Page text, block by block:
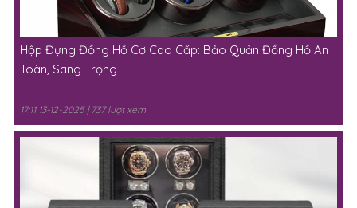
Hộp Đựng Đồng Hồ Cơ Cao Cấp: Bảo Quản Đồng Hồ An
Toàn, Sang Trọng
17:11 13-12-2025 | 737 lượt xem